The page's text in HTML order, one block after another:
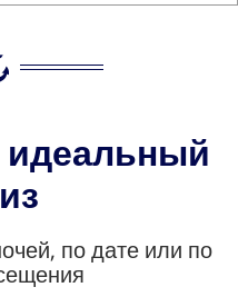
по дате или по